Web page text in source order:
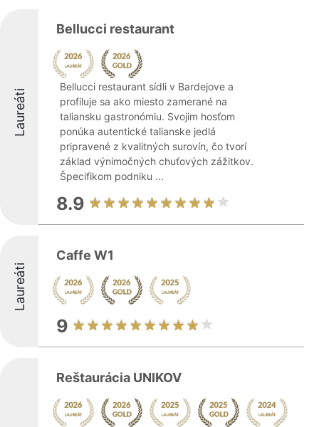
Laureáti
Bellucci restaurant
Bellucci restaurant sídli v Bardejove a
profiluje sa ako miesto zamerané na
taliansku gastronómiu. Svojim hosťom
ponúka autentické talianske jedlá
pripravené z kvalitných surovín, čo tvorí
základ výnimočných chuťových zážitkov.
Špecifikom podniku ...
8.9
Laureáti
Caffe W1
9
Reštaurácia UNIKOV